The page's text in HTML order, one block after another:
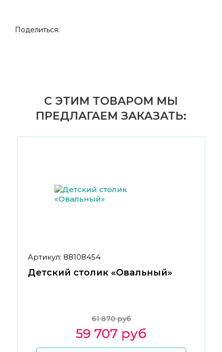
Поделиться:
С ЭТИМ ТОВАРОМ МЫ
ПРЕДЛАГАЕМ ЗАКАЗАТЬ:
Артикул: 88108454
Детский столик «Овальный»
61 870 руб
59 707 руб